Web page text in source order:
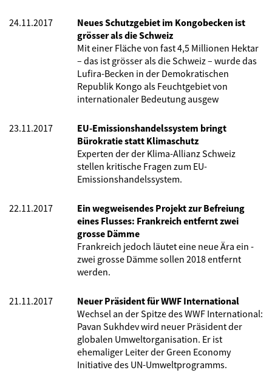
24.11.2017
Neues Schutzgebiet im Kongobecken ist
grösser als die Schweiz
Mit einer Fläche von fast 4,5 Millionen Hektar
– das ist grösser als die Schweiz – wurde das
Lufira-Becken in der Demokratischen
Republik Kongo als Feuchtgebiet von
internationaler Bedeutung ausgew
23.11.2017
EU-Emissionshandelssystem bringt
Bürokratie statt Klimaschutz
Experten der der Klima-Allianz Schweiz
stellen kritische Fragen zum EU-
Emissionshandelssystem.
22.11.2017
Ein wegweisendes Projekt zur Befreiung
eines Flusses: Frankreich entfernt zwei
grosse Dämme
Frankreich jedoch läutet eine neue Ära ein -
zwei grosse Dämme sollen 2018 entfernt
werden.
21.11.2017
Neuer Präsident für WWF International
Wechsel an der Spitze des WWF International:
Pavan Sukhdev wird neuer Präsident der
globalen Umweltorganisation. Er ist
ehemaliger Leiter der Green Economy
Initiative des UN-Umweltprogramms.